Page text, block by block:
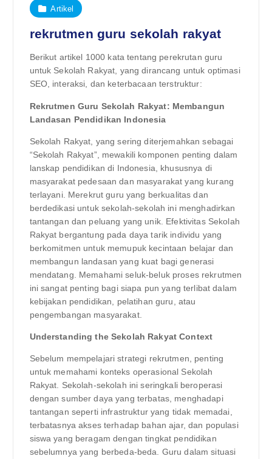
Artikel
rekrutmen guru sekolah rakyat
Berikut artikel 1000 kata tentang perekrutan guru
untuk Sekolah Rakyat, yang dirancang untuk optimasi
SEO, interaksi, dan keterbacaan terstruktur:
Rekrutmen Guru Sekolah Rakyat: Membangun
Landasan Pendidikan Indonesia
Sekolah Rakyat, yang sering diterjemahkan sebagai
“Sekolah Rakyat”, mewakili komponen penting dalam
lanskap pendidikan di Indonesia, khususnya di
masyarakat pedesaan dan masyarakat yang kurang
terlayani. Merekrut guru yang berkualitas dan
berdedikasi untuk sekolah-sekolah ini menghadirkan
tantangan dan peluang yang unik. Efektivitas Sekolah
Rakyat bergantung pada daya tarik individu yang
berkomitmen untuk memupuk kecintaan belajar dan
membangun landasan yang kuat bagi generasi
mendatang. Memahami seluk-beluk proses rekrutmen
ini sangat penting bagi siapa pun yang terlibat dalam
kebijakan pendidikan, pelatihan guru, atau
pengembangan masyarakat.
Understanding the Sekolah Rakyat Context
Sebelum mempelajari strategi rekrutmen, penting
untuk memahami konteks operasional Sekolah
Rakyat. Sekolah-sekolah ini seringkali beroperasi
dengan sumber daya yang terbatas, menghadapi
tantangan seperti infrastruktur yang tidak memadai,
terbatasnya akses terhadap bahan ajar, dan populasi
siswa yang beragam dengan tingkat pendidikan
sebelumnya yang berbeda-beda. Guru dalam situasi